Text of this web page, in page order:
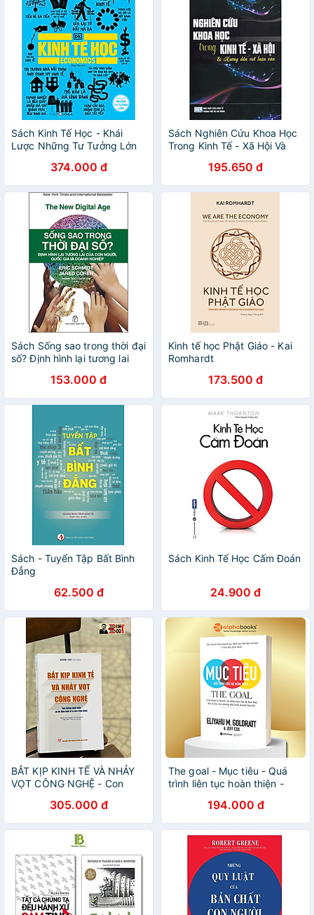
Sách Kinh Tế Học - Khái
Lược Những Tư Tưởng Lớn
374.000 đ
Sách Nghiên Cứu Khoa Học
Trong Kinh Tế - Xã Hội Và
195.650 đ
Sách Sống sao trong thời đại
số? Định hình lại tương lai
doanh nghiệp153.000 đ
Kinh tế học Phật Giáo - Kai
Romhardt
173.500 đ
Sách - Tuyển Tập Bất Bình
Đẳng
62.500 đ
Sách Kinh Tế Học Cấm Đoán
24.900 đ
BẮT KỊP KINH TẾ VÀ NHẢY
VỌT CÔNG NGHỆ - Con
kinh tế vĩ mô ở Hà.n Q.u.ốc –
Keum Lee – Nguyễn Thị Thu
Hường dịch – NXB Chính Trị
Quốc Gia Sự Thật (bìa mềm)
305.000 đ
The goal - Mục tiêu - Quá
trình liên tục hoàn thiện -
194.000 đ